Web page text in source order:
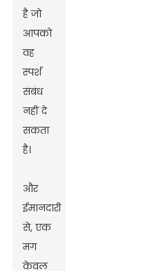
है जो
आपको
वह
स्पर्श
संबंध
नहीं दे
सकता
है।
और
ईमानदारी
से, एक
मग
केवल